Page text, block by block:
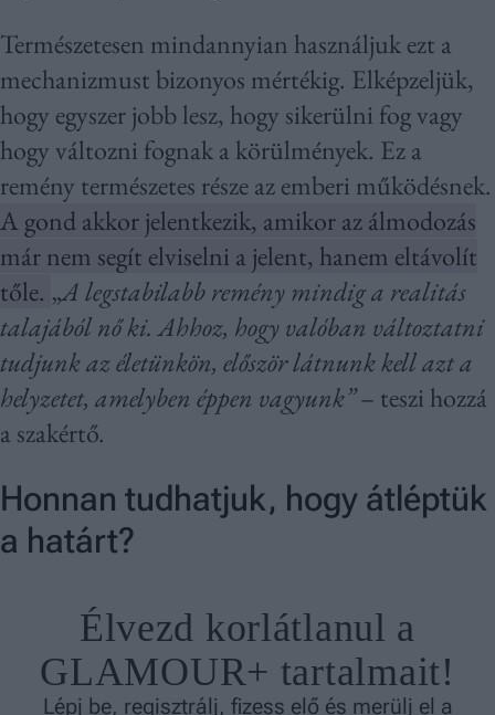
Természetesen mindannyian használjuk ezt a
mechanizmust bizonyos mértékig. Elképzeljük,
hogy egyszer jobb lesz, hogy sikerülni fog vagy
hogy változni fognak a körülmények. Ez a
remény természetes része az emberi működésnek.
A gond akkor jelentkezik, amikor az álmodozás
már nem segít elviselni a jelent, hanem eltávolít
tőle. „A legstabilabb remény mindig a realitás
talajából nő ki. Ahhoz, hogy valóban változtatni
tudjunk az életünkön, először látnunk kell azt a
helyzetet, amelyben éppen vagyunk”– teszi hozzá
a szakértő.
Honnan tudhatjuk, hogy átléptük
a határt?